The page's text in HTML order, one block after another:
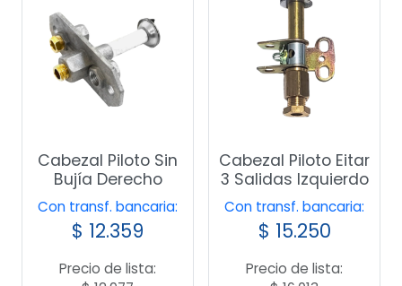
Cabezal Piloto Sin
Bujía Derecho
Con transf. bancaria:
$ 12.359
Precio de lista:
Cabezal Piloto Eitar
3 Salidas Izquierdo
Con transf. bancaria:
$ 15.250
Precio de lista: